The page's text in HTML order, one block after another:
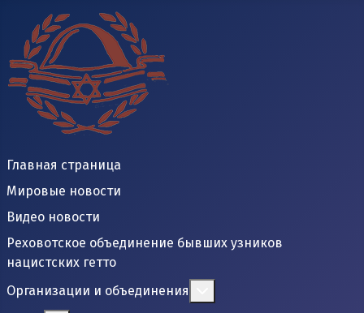
Главная страница
Мировые новости
Видео новости
Реховотское объединение бывших узников
нацистских гетто
Организации и объединения